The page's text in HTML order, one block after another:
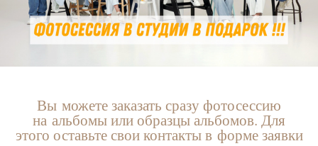
Вы можете заказать сразу фотосессию
на альбомы или образцы альбомов. Для
этого оставьте свои контакты в форме заявки